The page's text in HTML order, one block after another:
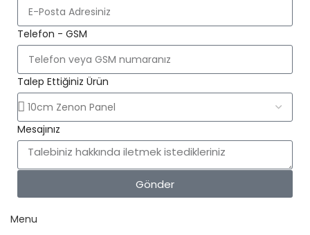
Telefon - GSM
Talep Ettiğiniz Ürün
Mesajınız
Gönder
Menu